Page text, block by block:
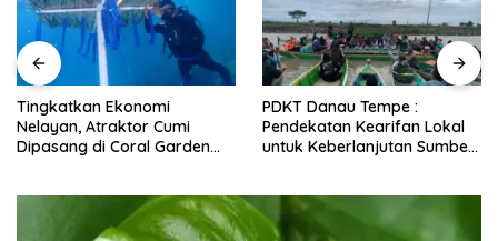
PDKT Danau Tempe :
Pendekatan Kearifan Lokal
untuk Keberlanjutan Sumber
Cara Mengatasi Penyakit
PMK pada Sapi Perah Secara
Alami dan Medis